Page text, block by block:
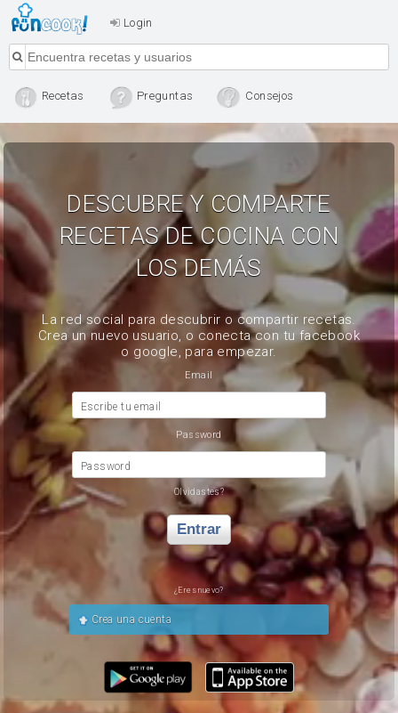
Login
Recetas Preguntas Consejos
DESCUBRE Y COMPARTE
RECETAS DE COCINA CON
LOS DEMÁS
La red social para descubrir o compartir recetas.
Crea un nuevo usuario, o conecta con tu facebook
o google, para empezar.
Email
Escribe tu email
Password
Password
Olvidastes?
Entrar
¿Eres nuevo?
Crea una cuenta